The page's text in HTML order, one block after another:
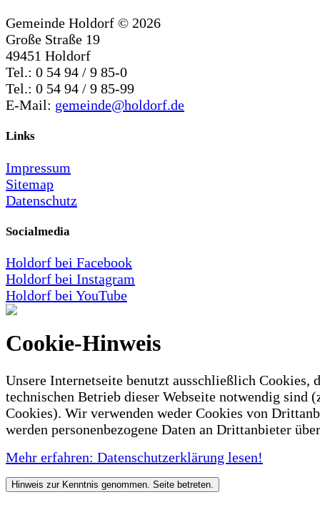
Gemeinde Holdorf © 2026
Große Straße 19
49451 Holdorf
Tel.: 0 54 94 / 9 85-0
Tel.: 0 54 94 / 9 85-99
E-Mail: gemeinde@holdorf.de
Links
Impressum
Sitemap
Datenschutz
Socialmedia
Holdorf bei Facebook
Holdorf bei Instagram
Holdorf bei YouTube
Cookie-Hinweis
Unsere Internetseite benutzt ausschließlich Cookies,
technischen Betrieb dieser Webseite notwendig sind
Cookies). Wir verwenden weder Cookies von
werden personenbezogene Daten an Drittanbieter
Mehr erfahren: Datenschutzerklärung lesen!
Hinweis zur Kenntnis genommen. Seite betreten.